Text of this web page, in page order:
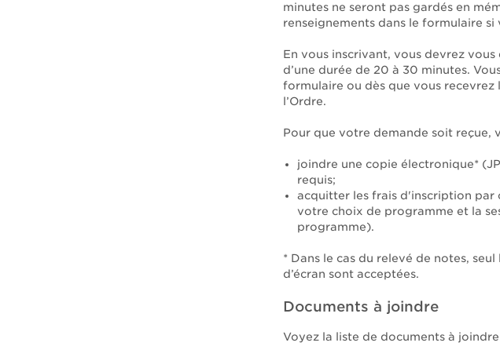
minutes ne seront pas gardés en
renseignements dans le formulaire si
En vous inscrivant, vous devrez
d’une durée de 20 à 30 minutes.
formulaire ou dès que vous
l’Ordre.
Pour que votre demande soit reçue,
joindre une copie électronique*
requis;
acquitter les frais d'inscription par
votre choix de programme et la
programme).
* Dans le cas du relevé de notes,
d’écran sont acceptées.
Documents à joindre
Voyez la liste de documents à